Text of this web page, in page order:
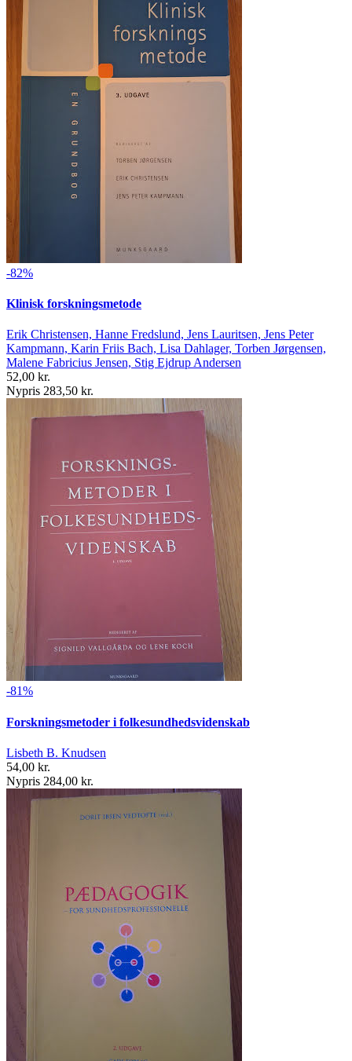
-82%
Klinisk forskningsmetode
Erik Christensen, Hanne Fredslund, Jens Lauritsen, Jens Peter
Kampmann, Karin Friis Bach, Lisa Dahlager, Torben Jørgensen,
Malene Fabricius Jensen, Stig Ejdrup Andersen
52,00 kr.
Nypris 283,50 kr.
-81%
Forskningsmetoder i folkesundhedsvidenskab
Lisbeth B. Knudsen
54,00 kr.
Nypris 284,00 kr.